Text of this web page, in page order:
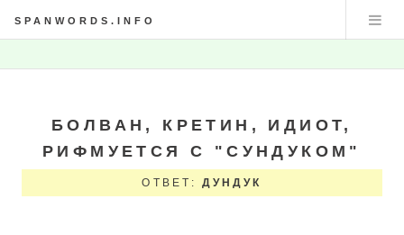
SPANWORDS.INFO
БОЛВАН, КРЕТИН, ИДИОТ,
РИФМУЕТСЯ С "СУНДУКОМ"
ОТВЕТ:ДУНДУК